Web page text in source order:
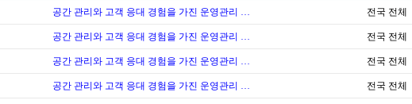
공간 관리와 고객 응대 경험을 가진 운영관리 … 전국 전체
공간 관리와 고객 응대 경험을 가진 운영관리 … 전국 전체
공간 관리와 고객 응대 경험을 가진 운영관리 … 전국 전체
공간 관리와 고객 응대 경험을 가진 운영관리 … 전국 전체